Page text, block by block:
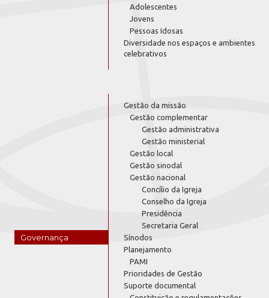
Adolescentes
Jovens
Pessoas Idosas
Diversidade nos espaços e ambientes
celebrativos
Governança
Gestão da missão
Gestão complementar
Gestão administrativa
Gestão ministerial
Gestão local
Gestão sinodal
Gestão nacional
Concílio da Igreja
Conselho da Igreja
Presidência
Secretaria Geral
Sínodos
Planejamento
PAMI
Prioridades de Gestão
Suporte documental